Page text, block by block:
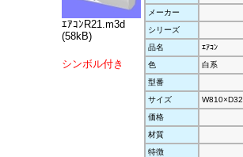
ｴｱｺﾝR21.m3d
(58kB)
シンボル付き
メーカー
シリーズ
品名
ｴｱｺﾝ
色
白系
型番
サイズ
価格
材質
特徴